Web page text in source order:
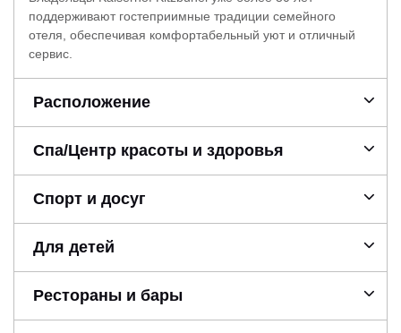
поддерживают гостеприимные традиции семейного
отеля, обеспечивая комфортабельный уют и отличный
сервис.
Расположение
Спа/Центр красоты и здоровья
Спорт и досуг
Для детей
Рестораны и бары